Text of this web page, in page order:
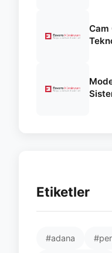
Cam
Etiketler
#adana